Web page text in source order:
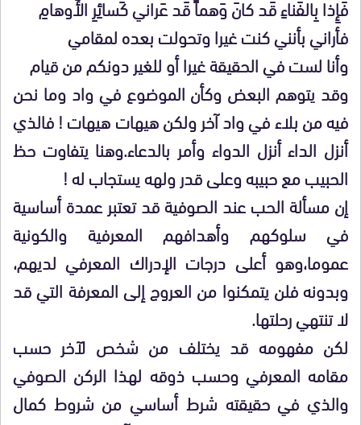
فَإِذا بِالفَناءِ قَد كانَ وَهماً قَد عَراني كَسائِرِ الأَوهامِ
فأراني بأنني كنت غيرا وتحولت بعده لمقامي
وأنا لست في الحقيقة غيرا أو للغير دونكم من قيام
وقد يتوهم البعض وكأن الموضوع في واد وما نحن
فيه من بلاء في واد آخر ولكن هيهات هيهات ! فالذي
أنزل الداء أنزل الدواء وأمر بالدعاء.وهنا يتفاوت حظ
الحبيب مع حبيبه وعلى قدر ولهه يستجاب له !
إن مسألة الحب عند الصوفية قد تعتبر عمدة أساسية
في سلوكهم وأهدافهم المعرفية والكونية
عموما،وهو أعلى درجات الإدراك المعرفي لديهم،
وبدونه فلن يتمكنوا من العروج إلى المعرفة التي قد
لا تنتهي رحلتها.
لكن مفهومه قد يختلف من شخص لآخر حسب
مقامه المعرفي وحسب ذوقه لهذا الركن الصوفي
والذي في حقيقته شرط أساسي من شروط كمال